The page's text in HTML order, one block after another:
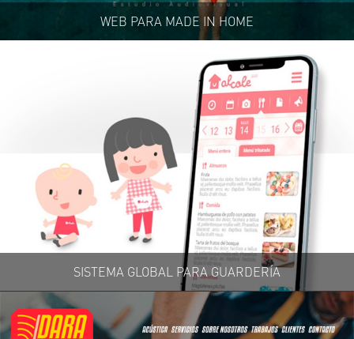
WEB PARA MADE IN HOME
SISTEMA GLOBAL PARA GUARDERÍA